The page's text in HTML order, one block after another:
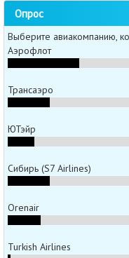
Опрос
Выберите авиакомпанию,
Аэрофлот
Трансаэро
ЮТэйр
Сибирь (S7 Airlines)
Orenair
Turkish Airlines